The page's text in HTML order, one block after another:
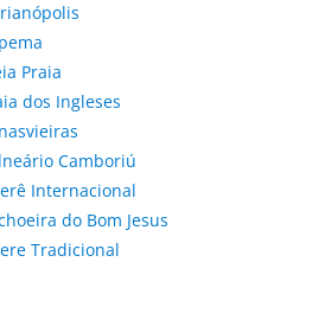
Praia
dos Ingleses
Camboriú
Internacional
do Bom Jesus
Tradicional